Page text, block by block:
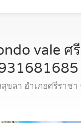
vale ศ
ขลา อำเภอศรีราช